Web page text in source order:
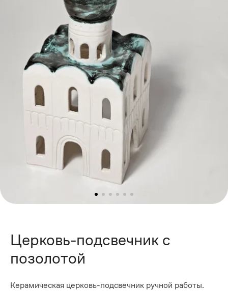
Церковь-подсвечник с
позолотой
Керамическая церковь-подсвечник ручной работы.